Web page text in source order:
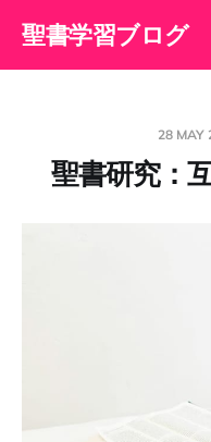
聖書学習ブログ
28 MAY
聖書研究：